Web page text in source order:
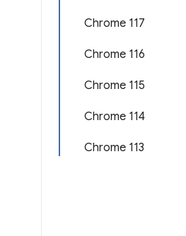
Chrome 117
Chrome 116
Chrome 115
Chrome 114
Chrome 113